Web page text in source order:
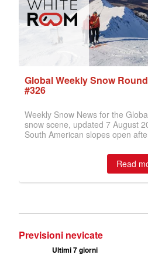
Previsioni nevicate
Ultimi 7 giorni